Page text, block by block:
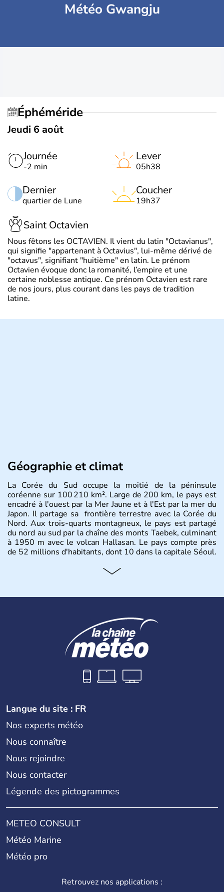
Météo Gwangju
Éphéméride
Jeudi 6 août
Journée
-2 min
Dernier
quartier de Lune
Lever
05h38
Coucher
19h37
Saint Octavien
Nous fêtons les OCTAVIEN. Il vient du latin "Octavianus",
qui signifie "appartenant à Octavius", lui-même dérivé de
"octavus", signifiant "huitième" en latin. Le prénom
Octavien évoque donc la romanité, l’empire et une
certaine noblesse antique. Ce prénom Octavien est rare
de nos jours, plus courant dans les pays de tradition
latine.
Géographie et climat
La Corée du Sud occupe la moitié de la péninsule
coréenne sur 100 210 km². Large de 200 km, le pays est
encadré à l'ouest par la Mer Jaune et à l'Est par la mer du
Japon. Il partage sa frontière terrestre avec la Corée du
Nord. Aux trois-quarts montagneux, le pays est partagé
du nord au sud par la chaîne des monts Taebek, culminant
à 1950 m avec le volcan Hallasan. Le pays compte près
de 52 millions d'habitants, dont 10 dans la capitale Séoul.
Histoire et administration
de vingt provinces. Outre sa capitaleSéoul, Ulsan et
christianisme et le bouddhisme en sont les deux
principales religions. Ce pays partage sa culture avec la
. Les Jeux Olympiques s’y sont déroulés en
1988, de même que la Coupe du Monde de football en
2002, en collaboration avec le Japon.
Langue du site : FR
Nos experts météo
Nous connaître
Nous rejoindre
Nous contacter
Légende des pictogrammes
METEO CONSULT
Météo Marine
Météo pro
Retrouvez nos applications :